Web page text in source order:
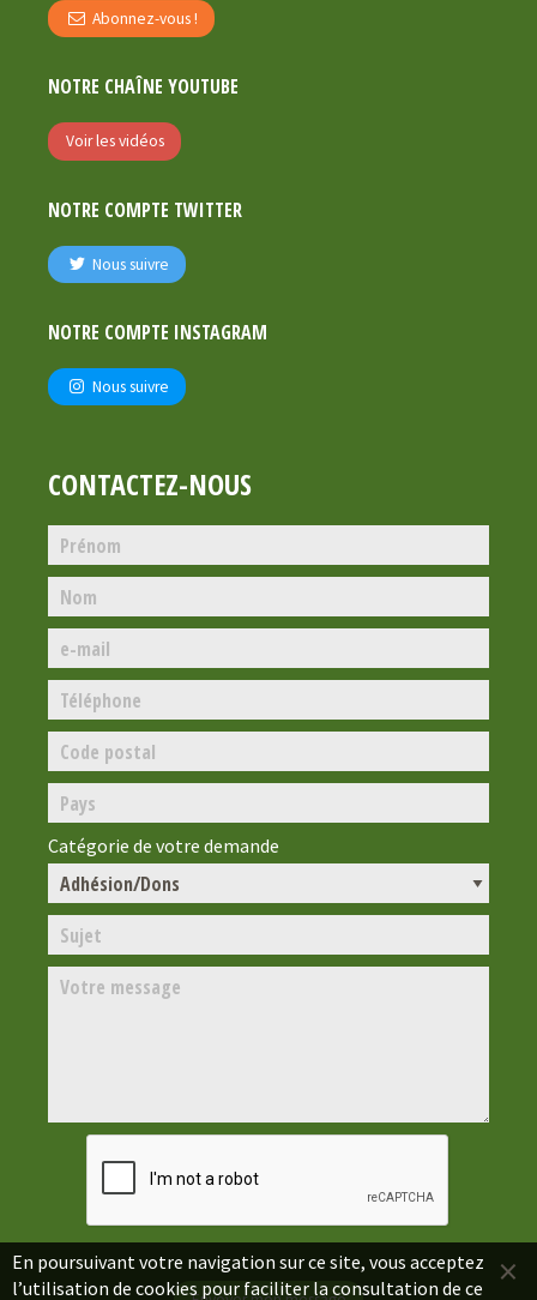
Abonnez-vous !
NOTRE CHAÎNE YOUTUBE
Voir les vidéos
NOTRE COMPTE TWITTER
Nous suivre
NOTRE COMPTE INSTAGRAM
Nous suivre
CONTACTEZ-NOUS
Catégorie de votre demande
×
En poursuivant votre navigation sur ce site, vous acceptez
l’utilisation de cookies pour faciliter la consultation de ce